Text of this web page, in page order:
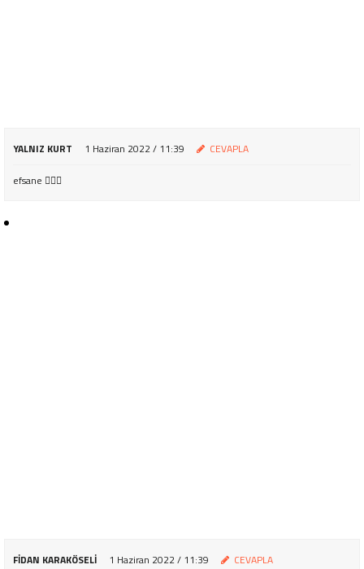
YALNIZ KURT 1 Haziran 2022 / 11:39 CEVAPLA
efsane 👌🏻😋
FIDAN KARAKÖSELI 1 Haziran 2022 / 11:39 CEVAPLA